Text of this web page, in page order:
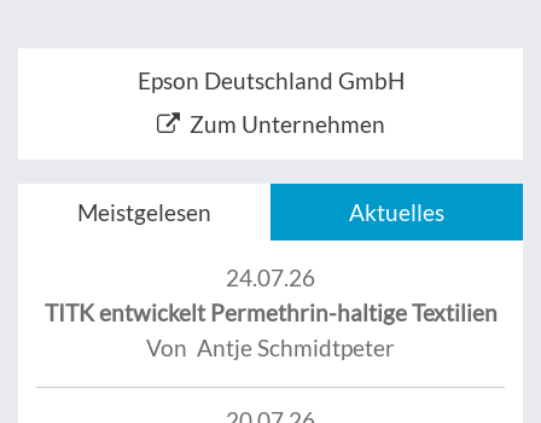
Epson Deutschland GmbH
Zum Unternehmen
Meistgelesen Aktuelles
24.07.26
TITK entwickelt Permethrin-haltige Textilien
Von Antje Schmidtpeter